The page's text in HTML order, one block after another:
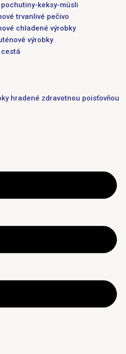
keksy-müsli
trvanlivé pečivo
chladené výrobky
výrobky
hradené zdravotnou poisťovňou